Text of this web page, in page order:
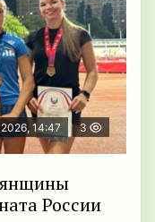
14:47 3
России